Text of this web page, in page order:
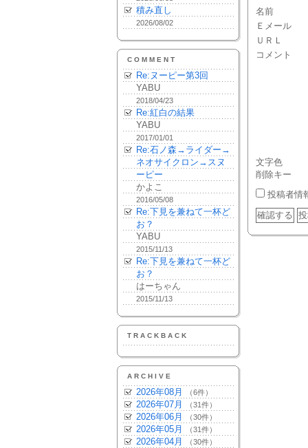
積み直し
2026/08/02
COMMENT
Re:ヌーピー第3回
YABU
2018/04/23
Re:紅白の結果
YABU
2017/01/01
Re:石ノ森→ライダー→
ネオサイクロン→スヌ
ーピー
かよこ
2016/05/08
Re:下見を兼ねて一杯ど
お？
YABU
2015/11/13
Re:下見を兼ねて一杯ど
お？
はーちゃん
2015/11/13
TRACKBACK
ARCHIVE
2026年08月 （6件）
2026年07月 （31件）
2026年06月 （30件）
2026年05月 （31件）
2026年04月 （30件）
名前
Ｅメール
ＵＲＬ
コメント
文字色
削除キー
投稿者情